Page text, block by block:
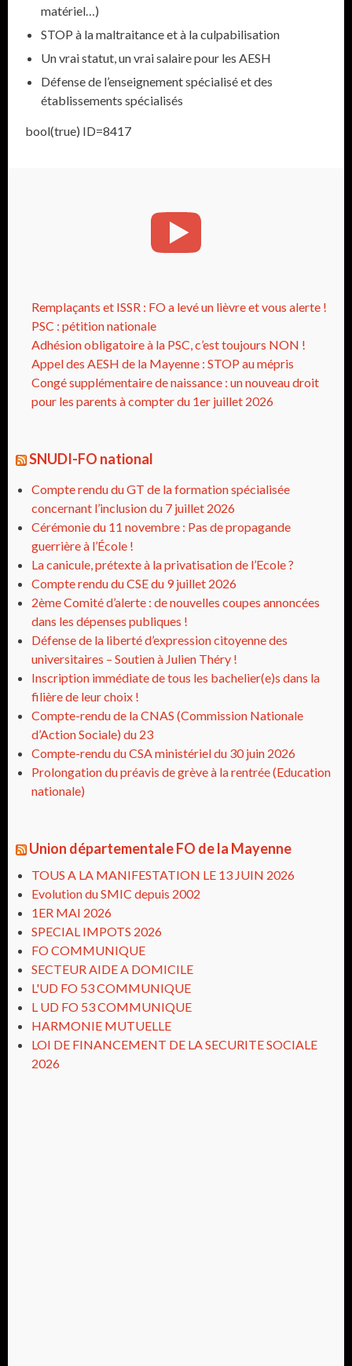
matériel…)
STOP à la maltraitance et à la culpabilisation
Un vrai statut, un vrai salaire pour les AESH
Défense de l’enseignement spécialisé et des
établissements spécialisés
bool(true) ID=8417
Remplaçants et ISSR : FO a levé un lièvre et vous alerte !
PSC : pétition nationale
Adhésion obligatoire à la PSC, c’est toujours NON !
Appel des AESH de la Mayenne : STOP au mépris
Congé supplémentaire de naissance : un nouveau droit
pour les parents à compter du 1er juillet 2026
SNUDI-FO national
Compte rendu du GT de la formation spécialisée
concernant l’inclusion du 7 juillet 2026
Cérémonie du 11 novembre : Pas de propagande
guerrière à l’École !
La canicule, prétexte à la privatisation de l’Ecole ?
Compte rendu du CSE du 9 juillet 2026
2ème Comité d’alerte : de nouvelles coupes annoncées
dans les dépenses publiques !
Défense de la liberté d’expression citoyenne des
universitaires – Soutien à Julien Théry !
Inscription immédiate de tous les bachelier(e)s dans la
filière de leur choix !
Compte-rendu de la CNAS (Commission Nationale
d’Action Sociale) du 23
Compte-rendu du CSA ministériel du 30 juin 2026
Prolongation du préavis de grève à la rentrée (Education
nationale)
Union départementale FO de la Mayenne
TOUS A LA MANIFESTATION LE 13 JUIN 2026
Evolution du SMIC depuis 2002
1ER MAI 2026
SPECIAL IMPOTS 2026
FO COMMUNIQUE
SECTEUR AIDE A DOMICILE
L'UD FO 53 COMMUNIQUE
L UD FO 53 COMMUNIQUE
HARMONIE MUTUELLE
LOI DE FINANCEMENT DE LA SECURITE SOCIALE
2026